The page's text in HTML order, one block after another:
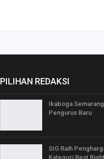
PILIHAN REDAKSI
Ikaboga
Pengurus Baru
SIG Raih
Kategori Best